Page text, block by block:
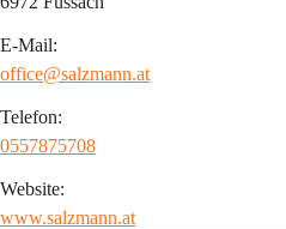
E-Mail:
office@salzmann.at
Telefon:
0557875708
Website:
www.salzmann.at